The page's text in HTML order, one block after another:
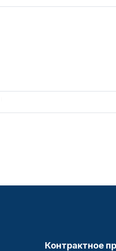
Контрактное